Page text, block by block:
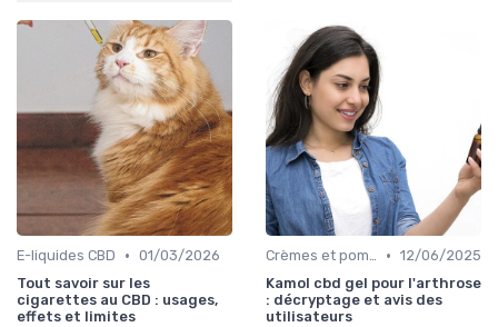
E-liquides CBD • 01/03/2026
Tout savoir sur les
cigarettes au CBD : usages,
effets et limites
Crèmes et pommades • 12/06/2025
Kamol cbd gel pour l'arthrose
: décryptage et avis des
utilisateurs